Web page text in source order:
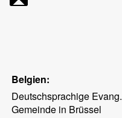
Belgien:
Deutschsprachige Evang.
Gemeinde in Brüssel